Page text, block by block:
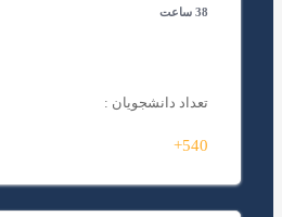
38 ساعت
تعداد دانشجویان :
540+